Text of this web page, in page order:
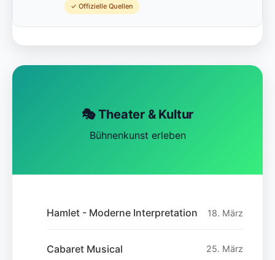
✓ Offizielle Quellen
🎭 Theater & Kultur
Bühnenkunst erleben
Hamlet - Moderne Interpretation 18. März
Cabaret Musical 25. März